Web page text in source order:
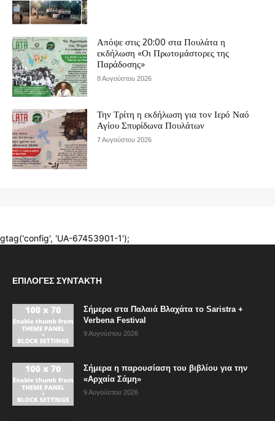
ΕΠΙΛΟΓΈΣ ΣΥΝΤΆΚΤΗ
Σήμερα στα Παλαιά Βλαχάτα το Saristra +
Verbena Festival
9 Αυγούστου 2026
Σήμερα η παρουσίαση του βιβλίου για την
«Αρχαία Σάμη»
9 Αυγούστου 2026